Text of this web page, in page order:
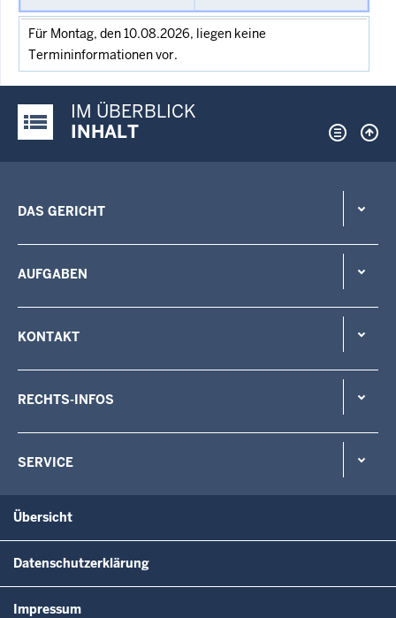
Für Montag, den 10.08.2026, liegen keine
Termininformationen vor.
Justiz-Portal im Überblick:
IM ÜBERBLICK
INHALT
DAS GERICHT
AUFGABEN
KONTAKT
RECHTS-INFOS
SERVICE
Übersicht
Datenschutzerklärung
Impressum